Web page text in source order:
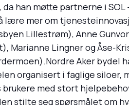
, da han møtte partnerne i
lære mer om
Lillestrøm), Anne
Marianne Lingner og Åse-
Aker bydel
organisert i faglige
med stort
stilte seg spørsmålet om